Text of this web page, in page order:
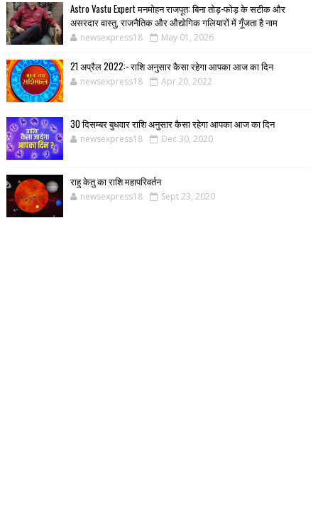
Astro Vastu Expert मनमोहन राजपूत: बिना तोड़-फोड़ के सटीक और
असरदार वास्तु, राजनैतिक और औद्योगिक गलियारों में गूँजता है नाम
newsexpress18 May 01, 2026
21 अप्रैल 2022:- राशि अनुसार कैसा रहेगा आपका आज का दिन
newsexpress18 Apr 20, 2022
30 दिसम्बर बुधवार राशि अनुसार कैसा रहेगा आपका आज का दिन
newsexpress18 Dec 30, 2020
राहु केतु का राशि महापरिवर्तन
newsexpress18 Sept 23, 2020